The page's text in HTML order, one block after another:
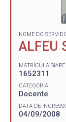
NOME DO
ALFEU
MATRÍCULA SIAPE
1652311
CATEGORIA
Docente
DATA DE
04/09/2008